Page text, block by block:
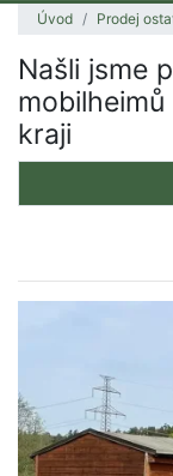
Úvod Prodej
Našli jsme
kraji